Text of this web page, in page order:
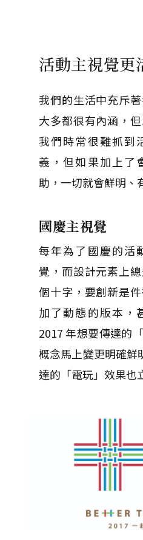
活動主視覺更
我們的生活中充斥
大多都很有內涵，
我們時常很難抓到
義，但如果加上了
助，一切就會鮮明、
國慶主視覺
每年為了國慶的活
覺，而設計元素上
個十字，要創新是
加了動態的版本，
2017 年想要傳達的
概念馬上變更明確鮮
達的「電玩」效果也